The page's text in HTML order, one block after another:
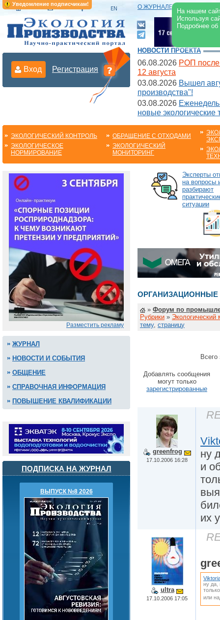
Уведомление подписчикам!
На нашем
Используя
Подробнее
О ЖУРНАЛЕ |
Вход Регистрация
НОВОСТИ ПРОЕКТА
06.08.2026 РОП после
12 августа
03.08.2026 Вышел
производства"!
03.08.2026
новые экологические
ЭКОЛОГИЧЕСКИЙ КОНТРОЛЬ
ЭКОЛОГИЧЕСКОЕ
НОРМИРОВАНИЕ
ОБРАЩЕНИЕ С ОТХОДАМИ
ЭКОЛОГИЧЕСКИЙ
МОНИТОРИНГ
Разместить рекламу
ЖУРНАЛ
НОВОСТИ И СОБЫТИЯ
ОБЩЕНИЕ
СПРАВОЧНАЯ ИНФОРМАЦИЯ
ПОВЫШЕНИЕ КВАЛИФИКАЦИИ
ПОДПИСКА НА ЖУРНАЛ
ВЫПУСК №8 2026
Эксперты
на вопросы
разбирают
ситуации
» Форум по
Рубрики »
тему, страницу
Всего
Добавлять сообщения
могут только
зарегистрированные
greenfrog
17.10.2006 16:28
ну
и
их
ultra
17.10.2006 17:05
ну да,
или